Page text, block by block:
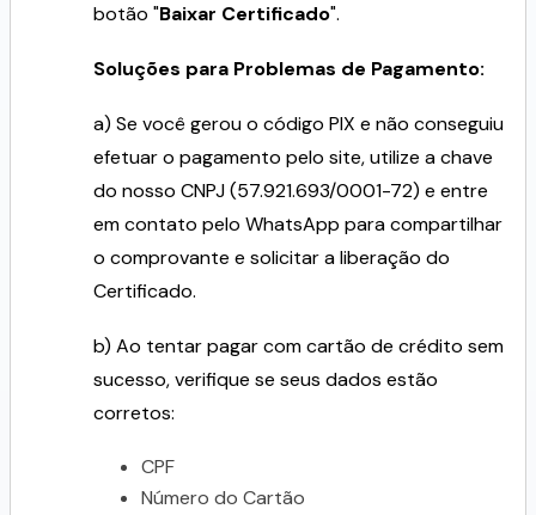
botão "Baixar Certificado".
Soluções para Problemas de Pagamento:
a) Se você gerou o código PIX e não conseguiu
efetuar o pagamento pelo site, utilize a chave
do nosso CNPJ (57.921.693/0001-72) e entre
em contato pelo WhatsApp para compartilhar
o comprovante e solicitar a liberação do
Certificado.
b) Ao tentar pagar com cartão de crédito sem
sucesso, verifique se seus dados estão
corretos:
CPF
Número do Cartão